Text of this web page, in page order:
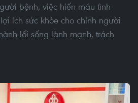
bệnh, việc hiến máu tình
ích sức khỏe cho chính người
lối sống lành mạnh, trách